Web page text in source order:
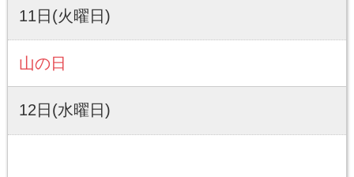
11日(火曜日)
山の日
12日(水曜日)